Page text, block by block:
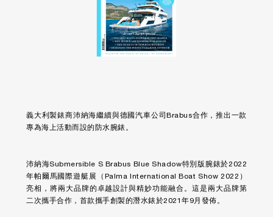
義大利製錶商沛納海繼續與德國汽車公司Brabus合作，推出一款
專為海上活動而設的防水腕錶。
沛納海Submersible S Brabus Blue Shadow特別版腕錶於2022
年帕爾馬國際遊艇展（Palma International Boat Show 2022）
亮相，將兩大品牌的卓越設計與精妙功能融合。這是兩大品牌第
二次攜手合作，首款攜手創製的潛水錶於2021年9月發佈。